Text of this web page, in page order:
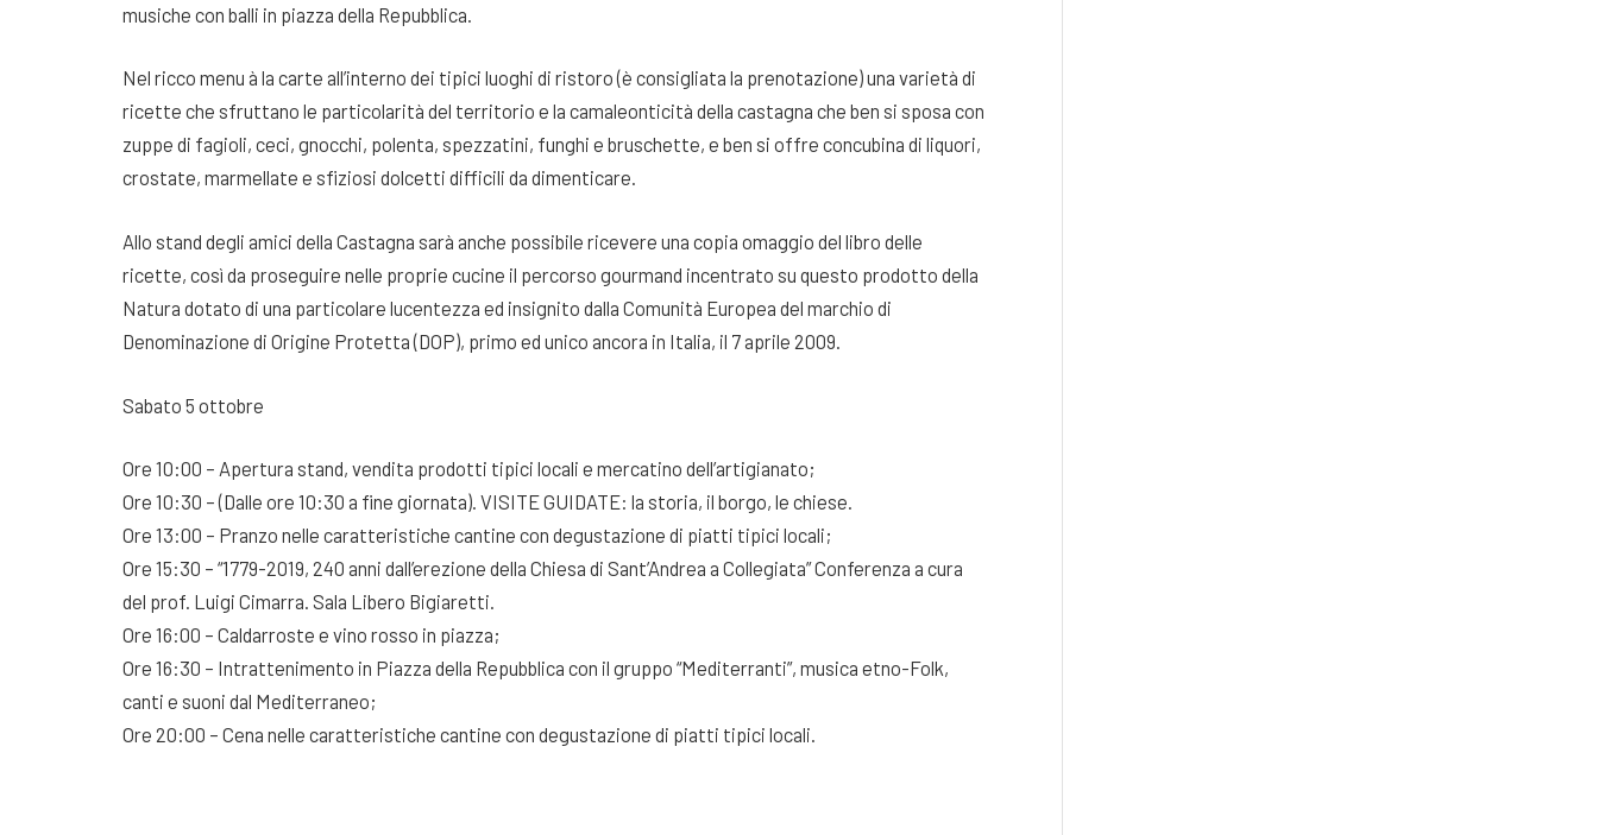
musiche con balli in piazza della Repubblica.
Nel ricco menu à la carte all’interno dei tipici luoghi di ristoro (è consigliata la prenotazione) una varietà di
ricette che sfruttano le particolarità del territorio e la camaleonticità della castagna che ben si sposa con
zuppe di fagioli, ceci, gnocchi, polenta, spezzatini, funghi e bruschette, e ben si offre concubina di liquori,
crostate, marmellate e sfiziosi dolcetti difficili da dimenticare.
Allo stand degli amici della Castagna sarà anche possibile ricevere una copia omaggio del libro delle
ricette, così da proseguire nelle proprie cucine il percorso gourmand incentrato su questo prodotto della
Natura dotato di una particolare lucentezza ed insignito dalla Comunità Europea del marchio di
Denominazione di Origine Protetta (DOP), primo ed unico ancora in Italia, il 7 aprile 2009.
Sabato 5 ottobre
Ore 10:00 – Apertura stand, vendita prodotti tipici locali e mercatino dell’artigianato;
Ore 10:30 – (Dalle ore 10:30 a fine giornata). VISITE GUIDATE: la storia, il borgo, le chiese.
Ore 13:00 – Pranzo nelle caratteristiche cantine con degustazione di piatti tipici locali;
Ore 15:30 – “1779-2019, 240 anni dall’erezione della Chiesa di Sant’Andrea a Collegiata” Conferenza a cura
del prof. Luigi Cimarra. Sala Libero Bigiaretti.
Ore 16:00 – Caldarroste e vino rosso in piazza;
Ore 16:30 – Intrattenimento in Piazza della Repubblica con il gruppo “Mediterranti”, musica etno-Folk,
canti e suoni dal Mediterraneo;
Ore 20:00 – Cena nelle caratteristiche cantine con degustazione di piatti tipici locali.